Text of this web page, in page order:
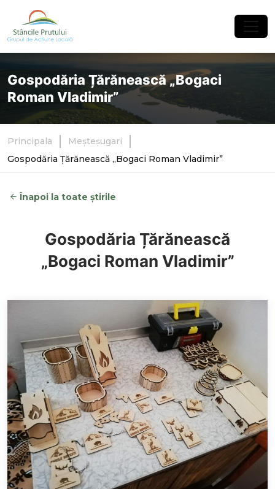
×
Gospodăria Țărănească „Bogaci
Roman Vladimir”
Principala
Meșteșugari
Gospodăria Țărănească „Bogaci Roman Vladimir”
Înapoi la toate știrile
Gospodăria Țărănească
„Bogaci Roman Vladimir”